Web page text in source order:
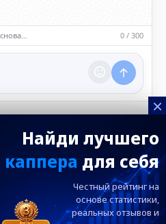
вправе удалять
доступ к чату при
0 / 300
×
Найди лучшего
каппера для себя
Честный рейтинг на
основе статистики,
реальныхотзывов и
ФК Челси
Информация